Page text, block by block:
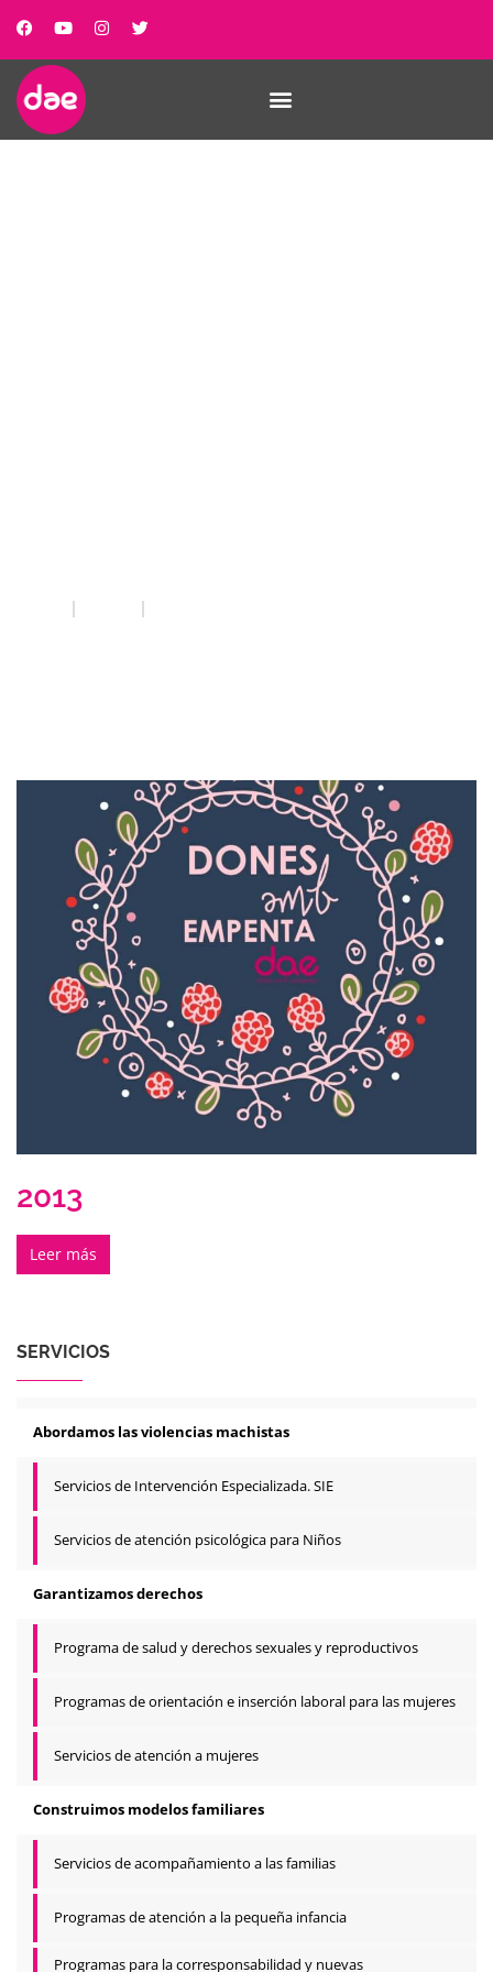
SERVICIOS
Abordamos las violencias machistas
Servicios de Intervención Especializada. SIE
Servicios de atención psicológica para Niños
Garantizamos derechos
Programa de salud y derechos sexuales y reproductivos
Programas de orientación e inserción laboral para las mujeres
Servicios de atención a mujeres
Construimos modelos familiares
Servicios de acompañamiento a las familias
Programas de atención a la pequeña infancia
Programas para la corresponsabilidad y nuevas
2013
Leer más